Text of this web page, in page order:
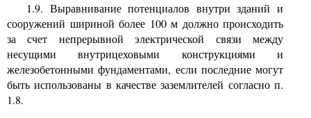
1.9. Выравнивание потенциалов внутри зданий и
сооружений шириной более 100 м должно происходить
за счет непрерывной электрической связи между
несущими внутрицеховыми конструкциями и
железобетонными фундаментами, если последние могут
быть использованы в качестве заземлителей согласно п.
1.8.